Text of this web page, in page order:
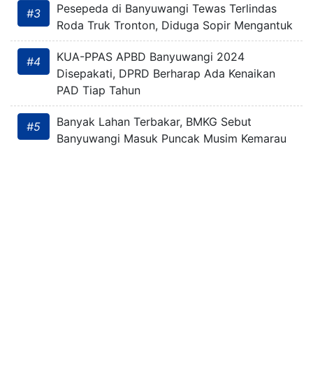
#3
Pesepeda di Banyuwangi Tewas Terlindas
Roda Truk Tronton, Diduga Sopir Mengantuk
#4
KUA-PPAS APBD Banyuwangi 2024
Disepakati, DPRD Berharap Ada Kenaikan
PAD Tiap Tahun
#5
Banyak Lahan Terbakar, BMKG Sebut
Banyuwangi Masuk Puncak Musim Kemarau